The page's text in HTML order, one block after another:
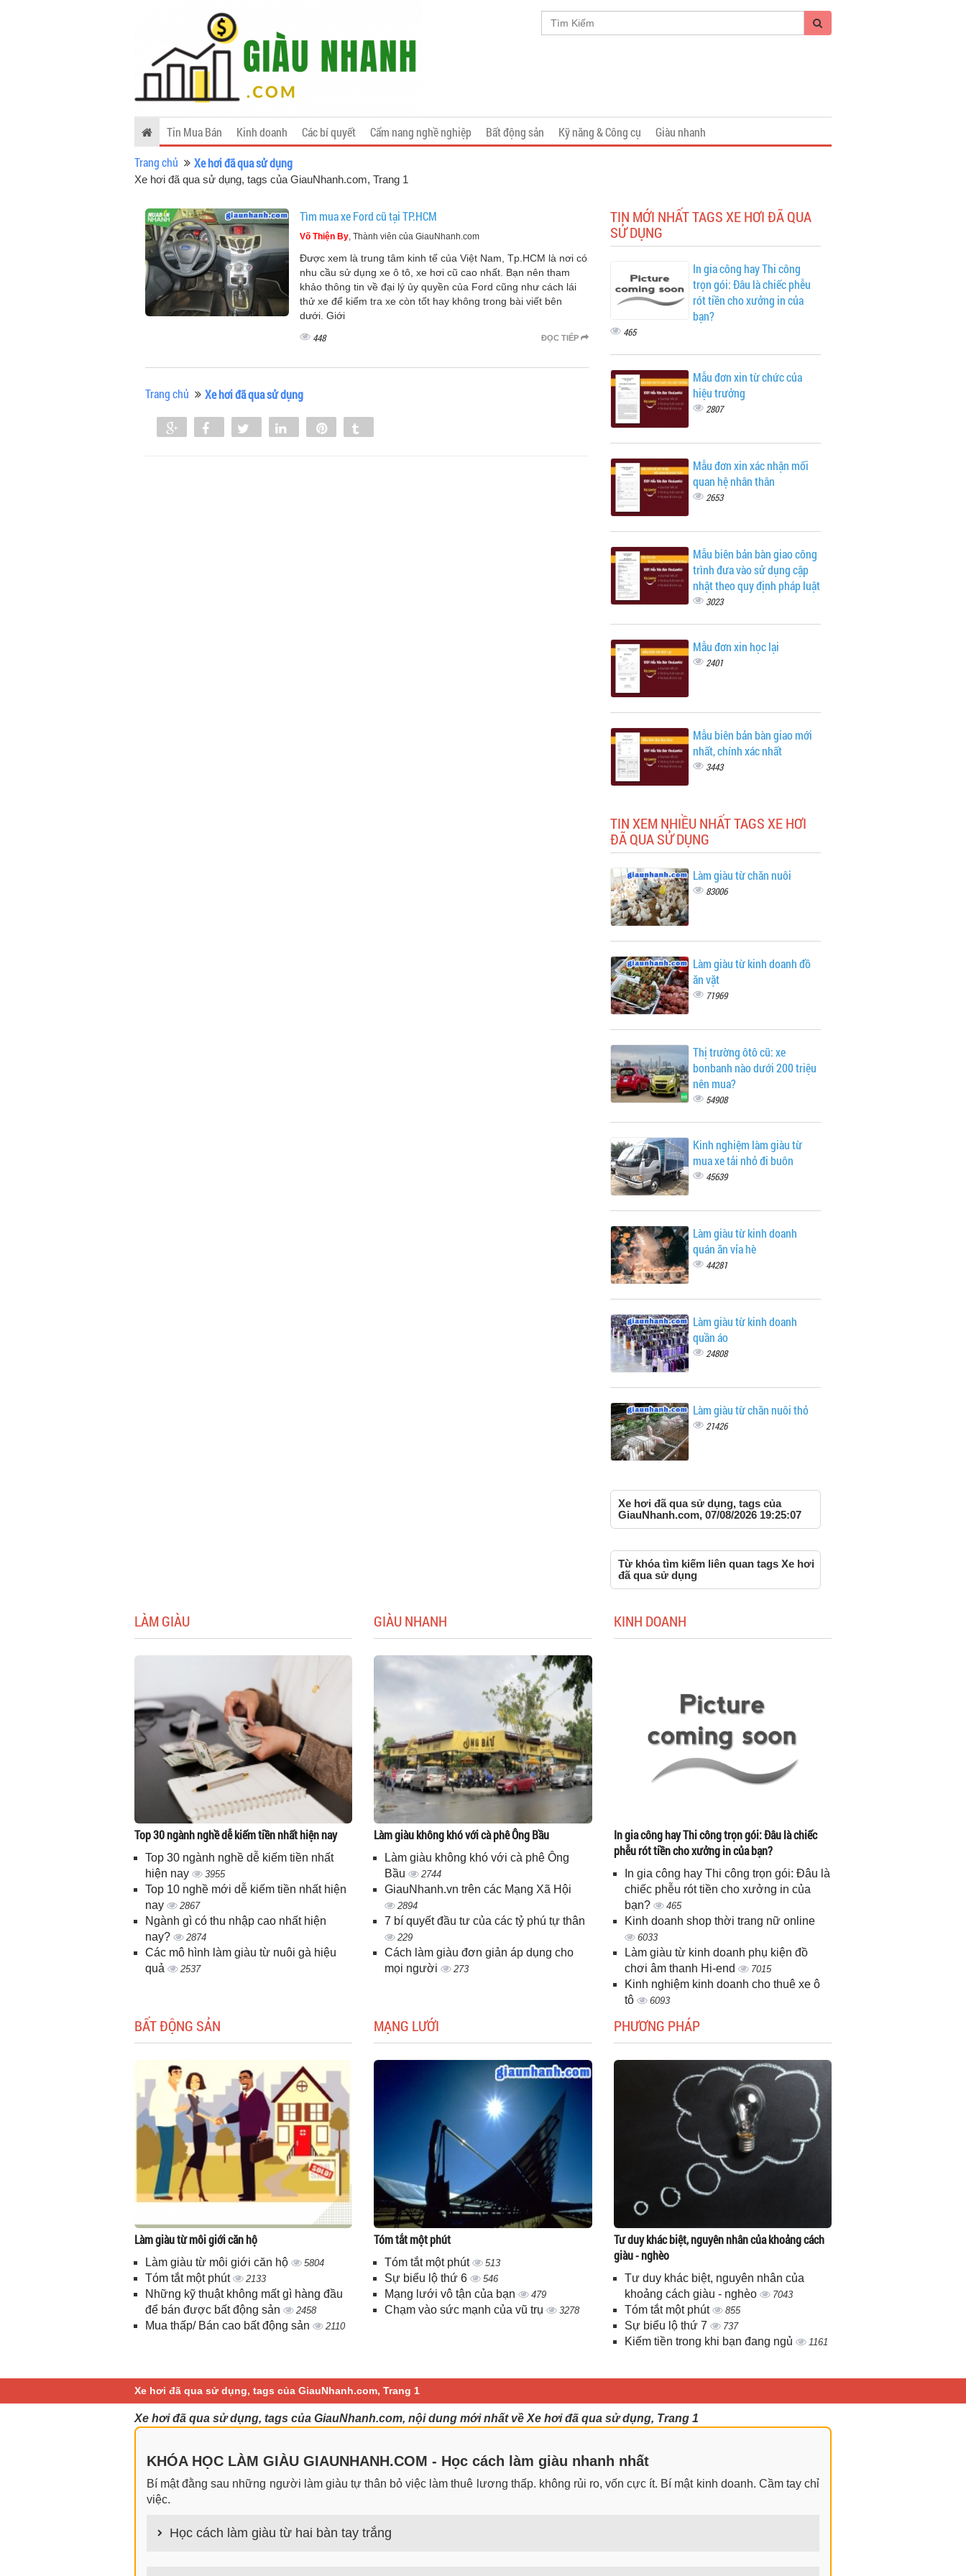
Tin Mua Bán Kinh doanh Các bí quyết Cẩm nang nghề nghiệp Bất động sản Kỹ năng & Công cụ
Giàu nhanh
Trang chủ
Xe hơi đã qua sử dụng
Xe hơi đã qua sử dụng, tags của GiauNhanh.com, Trang 1
Tìm mua xe Ford cũ tại TP.HCM
Võ Thiện By, Thành viên của GiauNhanh.com
Được xem là trung tâm kinh tế của Việt Nam, Tp.HCM là nơi có
nhu cầu sử dụng xe ô tô, xe hơi cũ cao nhất. Bạn nên tham
khảo thông tin về đại lý ủy quyền của Ford cũng như cách lái
thử xe để kiểm tra xe còn tốt hay không trong bài viết bên
dưới. Giới
ĐỌC TIẾP
448
Trang chủ Xe hơi đã qua sử dụng
Share Share Tweet Share
TIN MỚI NHẤT TAGS XE HƠI ĐÃ QUA
SỬ DỤNG
In gia công hay Thi công
trọn gói: Đâu là chiếc phễu
rót tiền cho xưởng in của
bạn?
465
Mẫu đơn xin từ chức của
hiệu trưởng
2807
Mẫu đơn xin xác nhận mối
quan hệ nhân thân
2653
Mẫu biên bản bàn giao công
trình đưa vào sử dụng cập
nhật theo quy định pháp luật
3023
Mẫu đơn xin học lại
2401
Mẫu biên bản bàn giao mới
nhất, chính xác nhất
3443
TIN XEM NHIỀU NHẤT TAGS XE HƠI
ĐÃ QUA SỬ DỤNG
Làm giàu từ chăn nuôi
83006
Làm giàu từ kinh doanh đồ
ăn vặt
71969
Thị trường ôtô cũ: xe
bonbanh nào dưới 200 triệu
nên mua?
54908
Kinh nghiệm làm giàu từ
mua xe tải nhỏ đi buôn
45639
Làm giàu từ kinh doanh
quán ăn vỉa hè
44281
Làm giàu từ kinh doanh
quần áo
24808
Làm giàu từ chăn nuôi thỏ
21426
Xe hơi đã qua sử dụng, tags của
GiauNhanh.com, 07/08/2026 19:25:07
Từ khóa tìm kiếm liên quan tags Xe hơi
đã qua sử dụng
LÀM GIÀU
Top 30 ngành nghề dễ kiếm tiền nhất hiện nay
Top 30 ngành nghề dễ kiếm tiền nhất
hiện nay
3955
Top 10 nghề mới dễ kiếm tiền nhất hiện
nay
2867
Ngành gì có thu nhập cao nhất hiện
nay?
2874
Các mô hình làm giàu từ nuôi gà hiệu
quả
2537
GIÀU NHANH
Làm giàu không khó với cà phê Ông Bầu
Làm giàu không khó với cà phê Ông
Bầu
2744
GiauNhanh.vn trên các Mạng Xã Hội
2894
7 bí quyết đầu tư của các tỷ phú tự thân
229
Cách làm giàu đơn giản áp dụng cho
mọi người
273
KINH DOANH
In gia công hay Thi công trọn gói: Đâu là chiếc
phễu rót tiền cho xưởng in của bạn?
In gia công hay Thi công trọn gói: Đâu là
chiếc phễu rót tiền cho xưởng in của
bạn?
465
Kinh doanh shop thời trang nữ online
6033
Làm giàu từ kinh doanh phụ kiện đồ
chơi âm thanh Hi-end
7015
Kinh nghiệm kinh doanh cho thuê xe ô
tô
6093
BẤT ĐỘNG SẢN
Làm giàu từ môi giới căn hộ
Làm giàu từ môi giới căn hộ 5804
Tóm tắt một phút 2133
Những kỹ thuật không mất gì hàng đầu
để bán được bất động sản
2458
Mua thấp/ Bán cao bất động sản 2110
MẠNG LƯỚI
Tóm tắt một phút
Tóm tắt một phút 513
Sự biểu lộ thứ 6 546
Mạng lưới vô tận của bạn 479
Chạm vào sức mạnh của vũ trụ 3278
PHƯƠNG PHÁP
Tư duy khác biệt, nguyên nhân của khoảng cách
giàu - nghèo
Tư duy khác biệt, nguyên nhân của
khoảng cách giàu - nghèo
7043
Tóm tắt một phút 855
Sự biểu lộ thứ 7 737
Kiếm tiền trong khi bạn đang ngủ 1161
Xe hơi đã qua sử dụng, tags của GiauNhanh.com, Trang 1
Xe hơi đã qua sử dụng, tags của GiauNhanh.com, nội dung mới nhất về Xe hơi đã qua sử dụng, Trang 1
KHÓA HỌC LÀM GIÀU GIAUNHANH.COM - Học cách làm giàu nhanh nhất
Bí mật đằng sau những người làm giàu tự thân bỏ việc làm thuê lương thấp. không rủi ro, vốn cực ít. Bí mật kinh doanh. Cầm tay chỉ
việc.
Học cách làm giàu từ hai bàn tay trắng